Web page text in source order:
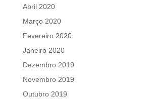
Abril 2020
Março 2020
Fevereiro 2020
Janeiro 2020
Dezembro 2019
Novembro 2019
Outubro 2019